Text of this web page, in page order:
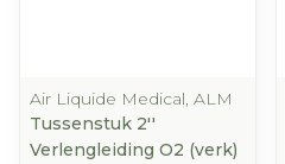
Air Liquide Medical, ALM
Tussenstuk 2''
Verlengleiding O2 (verk)